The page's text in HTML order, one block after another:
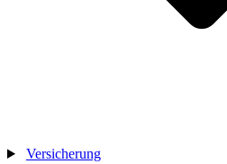
Versicherung